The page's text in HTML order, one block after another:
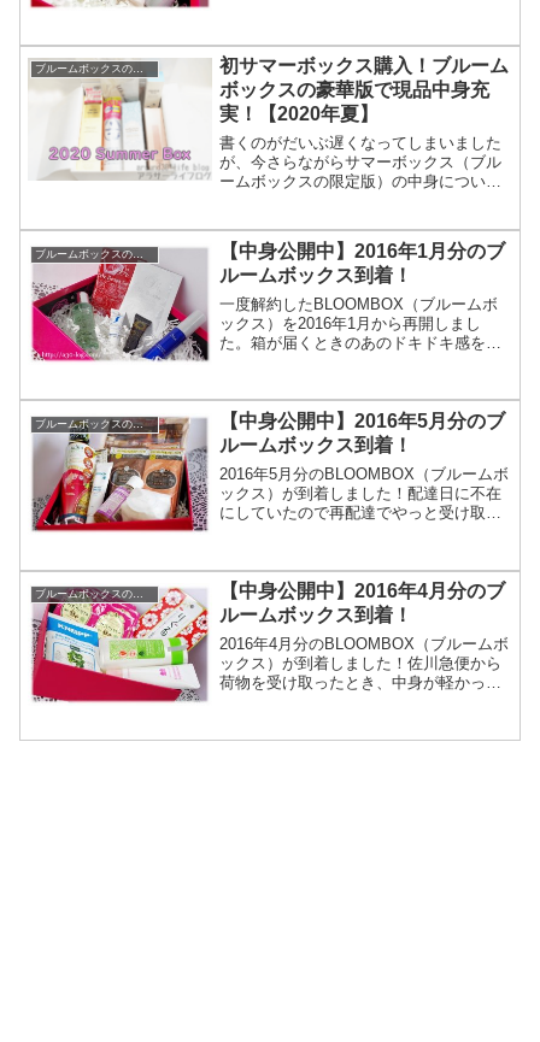
パウチ商品オンパレードよりマシに見え
るのは私だけでしょ...
ブルームボックスの中身
初サマーボックス購入！ブルーム
ボックスの豪華版で現品中身充
実！【2020年夏】
書くのがだいぶ遅くなってしまいました
が、今さらながらサマーボックス（ブル
ームボックスの限定版）の中身について
はすべて使ってみましたので使用感も合
わせて書いてきますよ...
【中身公開中】2016年1月分のブ
ルームボックス到着！
一度解約したBLOOMBOX（ブルームボ
ックス）を2016年1月から再開しまし
た。箱が届くときのあのドキドキ感を忘
にお付き合いくださいませ～。2016年1
月のブルーム...
ブルームボックスの中身
【中身公開中】2016年5月分のブ
ルームボックス到着！
2016年5月分のBLOOMBOX（ブルームボ
ックス）が到着しました！配達日に不在
にしていたので再配達でやっと受け取れ
5/30着の日付指定で配送されていまし
た。さあ、今...
ブルームボックスの中身
【中身公開中】2016年4月分のブ
ルームボックス到着！
2016年4月分のBLOOMBOX（ブルームボ
ックス）が到着しました！佐川急便から
荷物を受け取ったとき、中身が軽かった
ぎたのでそろそろハズレが来てもおかし